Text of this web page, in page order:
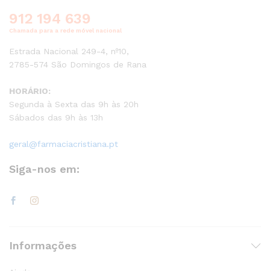
912 194 639
Chamada para a rede móvel nacional
Estrada Nacional 249-4, nº10,
2785-574 São Domingos de Rana
HORÁRIO:
Segunda à Sexta das 9h às 20h
Sábados das 9h às 13h
geral@farmaciacristiana.pt
Siga-nos em:
Informações